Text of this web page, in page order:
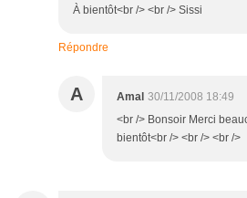
À bientôt<br /> <br /> Sissi
Répondre
A Amal 30/11/2008 18:49
<br /> Bonsoir Merci
bientôt<br /> <br /> <br />